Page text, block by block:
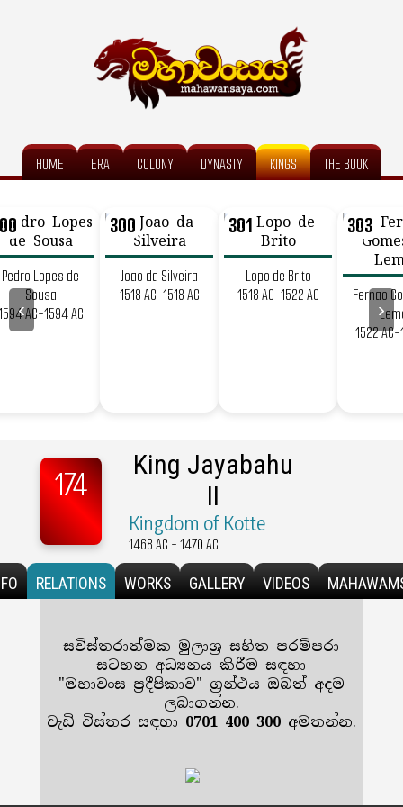
HOME ERA COLONY DYNASTY KINGS THE BOOK
Pedro Lopes de
Sousa
AC-1594 AC
300
Joao da Silveira
1518 AC-1518 AC
301
Lopo de Brito
1518 AC-1522 AC
303
Fernao
1522 AC-
‹ ›
174
King Jayabahu
II
Kingdom of Kotte
1468 AC - 1470 AC
RELATIONS WORKS GALLERY VIDEOS
සවිස්තරාත්මක මුලාශ්‍ර සහිත පරම්පරා
සටහන අධ්‍යනය කිරීම සඳහා
"මහාවංස ප්‍රදීපිකාව" ග්‍රන්ථය ඔබත් අදම
ලබාගන්න.
වැඩි විස්තර සඳහා 0701 400 300අමතන්න.